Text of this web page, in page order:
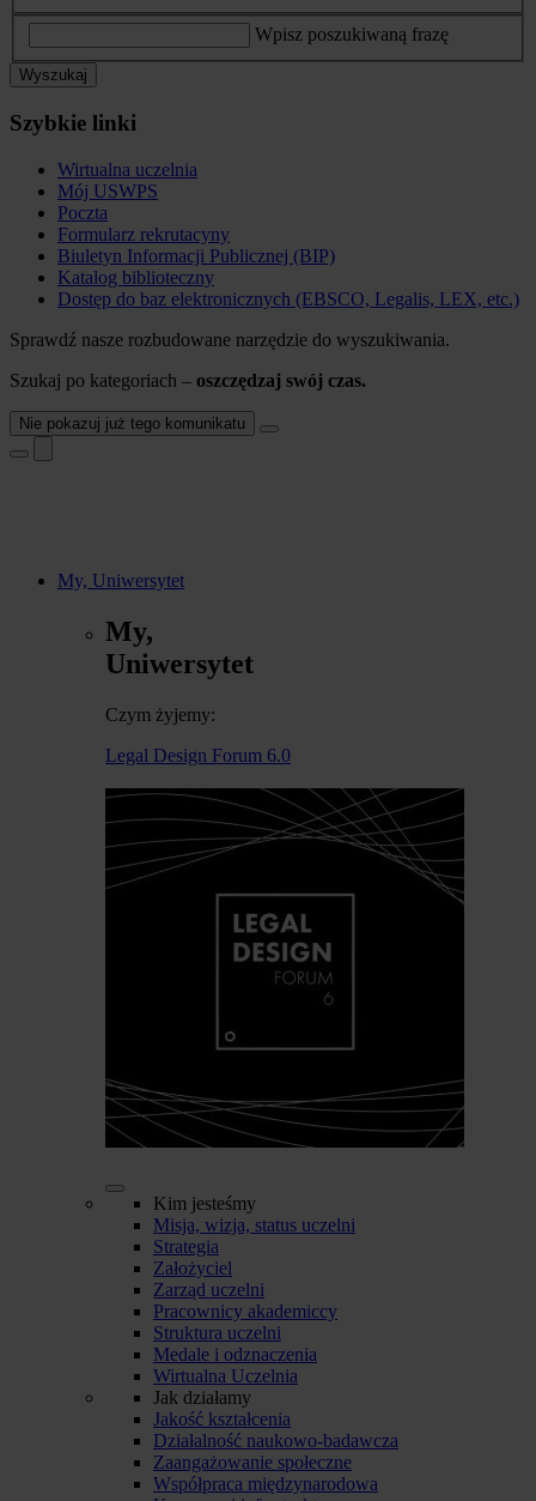
Wpisz poszukiwaną frazę
Wyszukaj
Szybkie linki
Wirtualna uczelnia
Mój USWPS
Poczta
Formularz rekrutacyny
Biuletyn Informacji Publicznej (BIP)
Katalog biblioteczny
Dostęp do baz elektronicznych (EBSCO, Legalis, LEX, etc.)
Sprawdź nasze rozbudowane narzędzie do wyszukiwania.
Szukaj po kategoriach – oszczędzaj swój czas.
Nie pokazuj już tego komunikatu
My, Uniwersytet
My,
Uniwersytet
Czym żyjemy:
Legal Design Forum 6.0
Kim jesteśmy
Misja, wizja, status uczelni
Strategia
Założyciel
Zarząd uczelni
Pracownicy akademiccy
Struktura uczelni
Medale i odznaczenia
Wirtualna Uczelnia
Jak działamy
Jakość kształcenia
Działalność naukowo-badawcza
Zaangażowanie społeczne
Współpraca międzynarodowa